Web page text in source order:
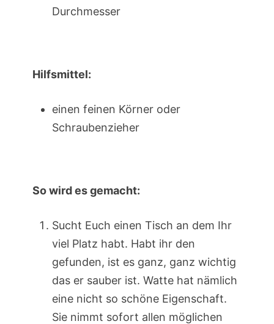
Durchmesser
Hilfsmittel:
einen feinen Körner oder
Schraubenzieher
So wird es gemacht:
Sucht Euch einen Tisch an dem Ihr
viel Platz habt. Habt ihr den
gefunden, ist es ganz, ganz wichtig
das er sauber ist. Watte hat nämlich
eine nicht so schöne Eigenschaft.
Sie nimmt sofort allen möglichen